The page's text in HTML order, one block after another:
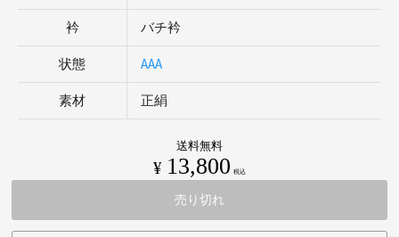
衿 バチ衿
状態 AAA
素材 正絹
送料無料
¥ 13,800 税込
売り切れ